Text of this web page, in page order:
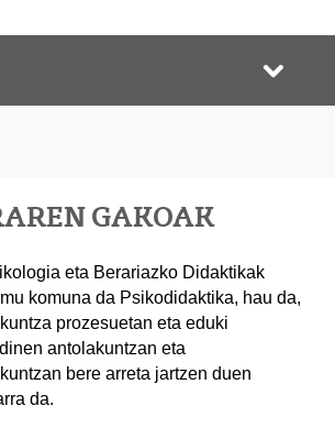
GAKOAK
eta Berariazko Didaktikak
komuna da Psikodidaktika, hau da,
prozesuetan eta eduki
antolakuntzan eta
bere arreta jartzen duen
da.